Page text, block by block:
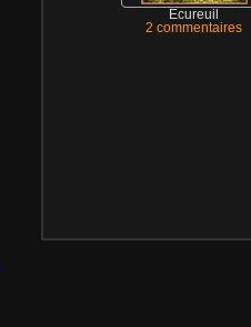
Ecureuil
2 commentaires